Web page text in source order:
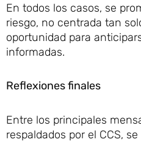
En todos los casos, se
riesgo, no centrada tan
oportunidad para
informadas.
Reflexiones finales
Entre los principales
respaldados por el CCS,